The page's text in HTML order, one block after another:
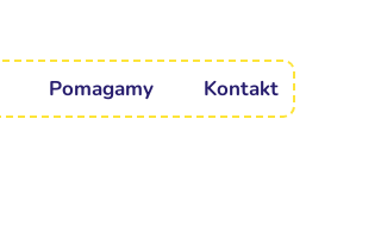
Pomagamy Kontakt